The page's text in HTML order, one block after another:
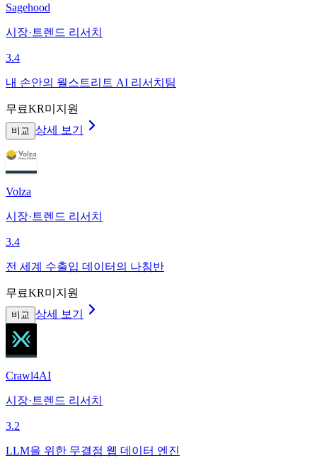
Sagehood
시장·트렌드 리서치
3.4
내 손안의 월스트리트 AI 리서치팀
무료KR미지원
비교 상세 보기
Volza
시장·트렌드 리서치
3.4
전 세계 수출입 데이터의 나침반
무료KR미지원
비교 상세 보기
Crawl4AI
시장·트렌드 리서치
3.2
LLM을 위한 무결점 웹 데이터 엔진